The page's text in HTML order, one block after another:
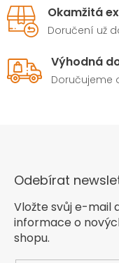
Okamžitá
Doručení už
Výhodná
Doručujeme
Odebírat
Vložte svůj e-mail
informace o
shopu.